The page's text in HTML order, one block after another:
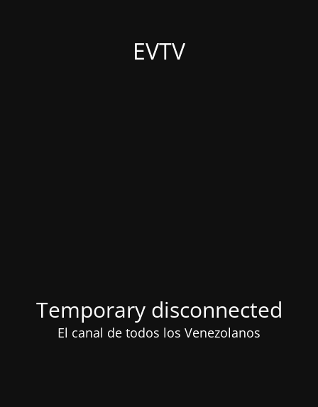
EVTV
Temporary disconnected
El canal de todos los Venezolanos